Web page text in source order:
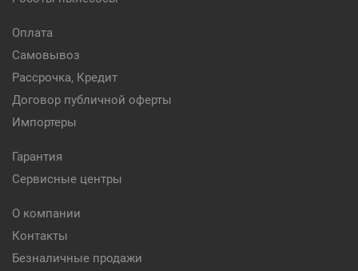
Оплата
Самовывоз
Рассрочка, Кредит
Договор публичной оферты
Импортеры
Гарантия
Сервисные центры
О компании
Контакты
Безналичные продажи